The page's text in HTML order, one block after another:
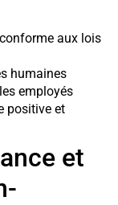
aux lois
humaines
employés
positive et
et